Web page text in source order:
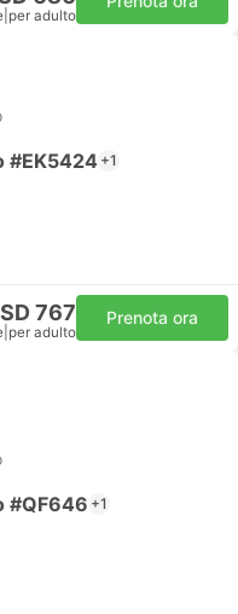
per adulto
#EK5424 +1
767
per adulto
Prenota ora
#QF646 +1